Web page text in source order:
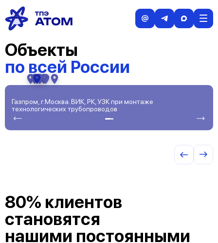
Объекты
Объекты
по всей России
Газпром, г.Москва. ВИК, РК, УЗК при монтаже
технологических трубопроводов
80% клиентов
становятся
нашими постоянными